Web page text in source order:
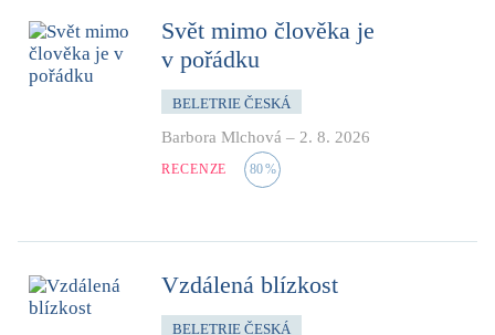
Svět mimo člověka je
v pořádku
BELETRIE ČESKÁ
Barbora Mlchová – 2. 8. 2026
RECENZE 80%
Vzdálená blízkost
BELETRIE ČESKÁ